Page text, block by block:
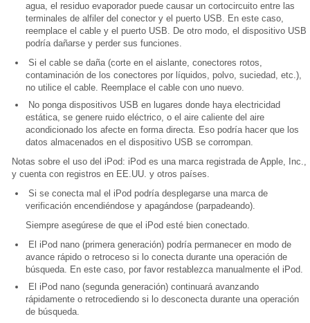
agua, el residuo evaporador puede causar un cortocircuito entre las
terminales de alfiler del conector y el puerto USB. En este caso,
reemplace el cable y el puerto USB. De otro modo, el dispositivo USB
podría dañarse y perder sus funciones.
Si el cable se daña (corte en el aislante, conectores rotos,
contaminación de los conectores por líquidos, polvo, suciedad, etc.),
no utilice el cable. Reemplace el cable con uno nuevo.
No ponga dispositivos USB en lugares donde haya electricidad
estática, se genere ruido eléctrico, o el aire caliente del aire
acondicionado los afecte en forma directa. Eso podría hacer que los
datos almacenados en el dispositivo USB se corrompan.
Notas sobre el uso del iPod: iPod es una marca registrada de Apple, Inc.,
y cuenta con registros en EE.UU. y otros países.
Si se conecta mal el iPod podría desplegarse una marca de
verificación encendiéndose y apagándose (parpadeando).
Siempre asegúrese de que el iPod esté bien conectado.
El iPod nano (primera generación) podría permanecer en modo de
avance rápido o retroceso si lo conecta durante una operación de
búsqueda. En este caso, por favor restablezca manualmente el iPod.
El iPod nano (segunda generación) continuará avanzando
rápidamente o retrocediendo si lo desconecta durante una operación
de búsqueda.